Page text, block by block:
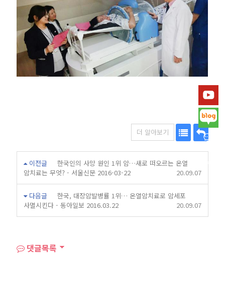
더 알아보기
목
록
답
이전글
한국인의 사망 원인 1위 암…새로 떠오르는 온열
암치료는 무엇? - 서울신문 2016-03-22
20.09.07
다음글
한국, 대장암발병률 1위… 온열암치료로 암세포
사멸시킨다 - 동아일보 2016.03.22
20.09.07
댓글목록